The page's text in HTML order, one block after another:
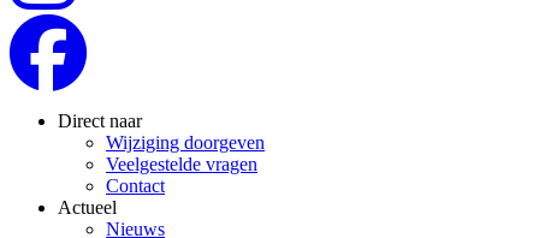
Direct naar
Wijziging doorgeven
Veelgestelde vragen
Contact
Actueel
Nieuws